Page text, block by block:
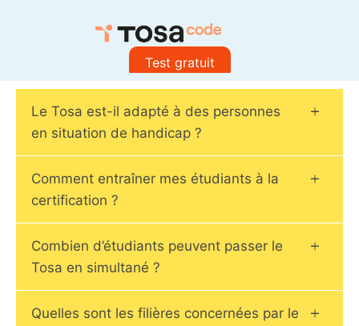
Test gratuit
Le Tosa est-il adapté à des personnes
en situation de handicap ?
Comment entraîner mes étudiants à la
certification ?
Combien d’étudiants peuvent passer le
Tosa en simultané ?
Quelles sont les filières concernées par le